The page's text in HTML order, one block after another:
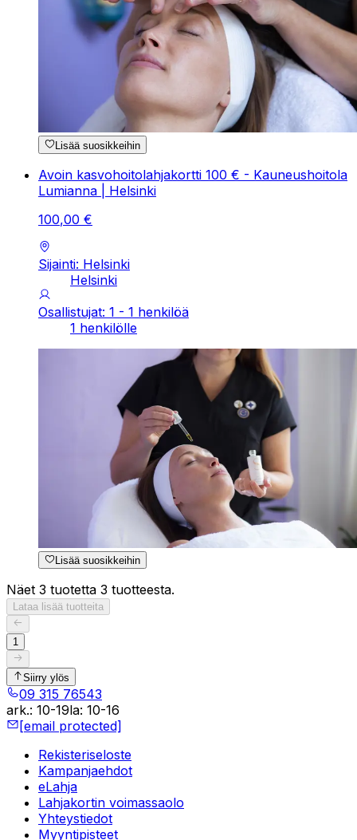
Lisää suosikkeihin
Avoin kasvohoitolahjakortti 100 € - Kauneushoitola
Lumianna | Helsinki
100,00 €
Sijainti: Helsinki
Helsinki
Osallistujat: 1 - 1 henkilöä
1 henkilölle
Lisää suosikkeihin
Näet 3 tuotetta 3 tuotteesta.
Lataa lisää tuotteita
1
Siirry ylös
09 315 76543
ark.: 10-19la: 10-16
[email protected]
Rekisteriseloste
Kampanjaehdot
eLahja
Lahjakortin voimassaolo
Yhteystiedot
Myyntipisteet